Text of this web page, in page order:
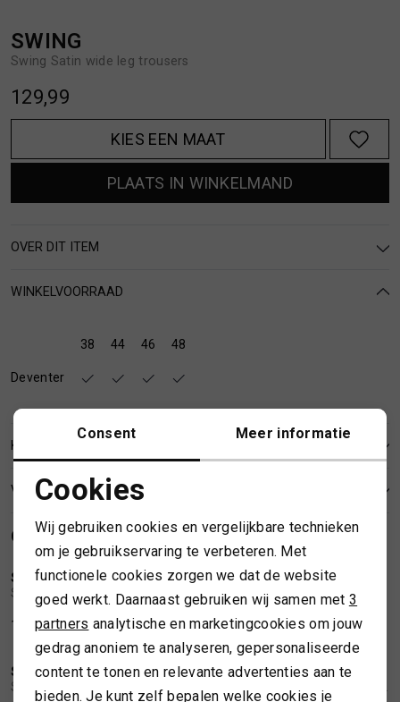
REGENLAARZEN
ROKKEN
SPORTKLEDING
TASSEN
TOPS EN SHIRTS
TRUIEN
VESTEN
SOKKEN
T-SHIRTS
TASSEN EN RUGZAKKEN
SWING
Swing Satin wide leg trousers
129,99
KIES EEN MAAT
PLAATS IN WINKELMAND
OVER DIT ITEM
WINKELVOORRAAD
38 44 46 48
Deventer
KENMERKEN
VERZENDEN EN RETOURNEREN
GERELATEERDE PRODUCTEN
/2
SWING
Swing Satin straight-leg trousers
129,99
1/2
SWING
139,99
/2
SWING 1/2
SWING
Swing Midi dress made of datin with draping
Noodzakelijke cookies
Analytische cookies
Marketing cookies
Consent Meer informatie
Cookies
Wij gebruiken cookies en vergelijkbare technieken
om je gebruikservaring te verbeteren. Met
functionele cookies zorgen we dat de website
goed werkt. Daarnaast gebruiken wij samen met 3
partners analytische en marketingcookies om jouw
gedrag anoniem te analyseren, gepersonaliseerde
content te tonen en relevante advertenties aan te
bieden. Je kunt zelf bepalen welke cookies je